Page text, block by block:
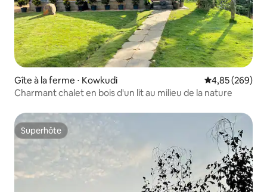
Gîte à la ferme ⋅ Kowkudi Évaluation
4,85 (269)
Charmant chalet en bois d'un lit au milieu de la nature
Superhôte
Superhôte